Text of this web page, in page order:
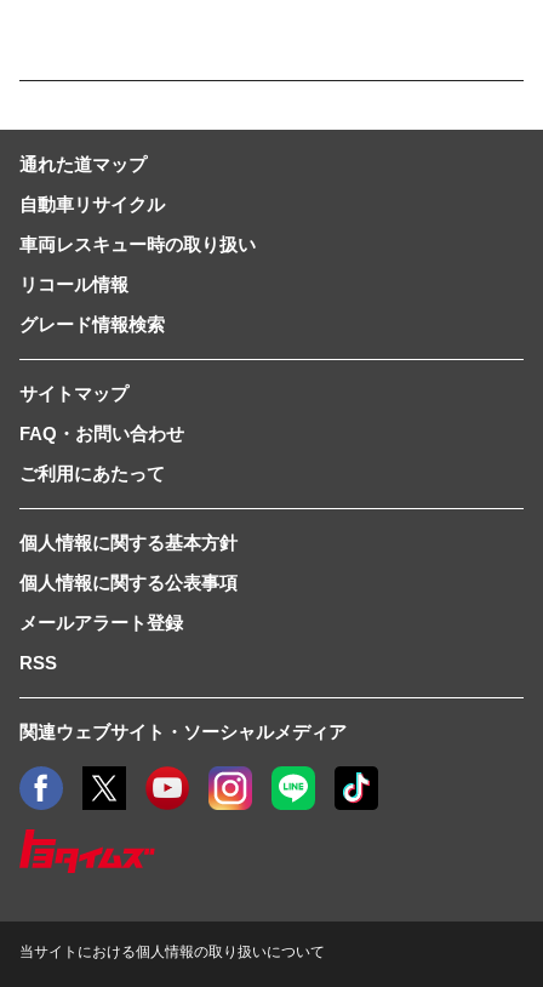
通れた道マップ
自動車リサイクル
車両レスキュー時の取り扱い
リコール情報
グレード情報検索
サイトマップ
FAQ・お問い合わせ
ご利用にあたって
個人情報に関する基本方針
個人情報に関する公表事項
メールアラート登録
RSS
関連ウェブサイト・ソーシャルメディア
当サイトにおける個人情報の取り扱いについて